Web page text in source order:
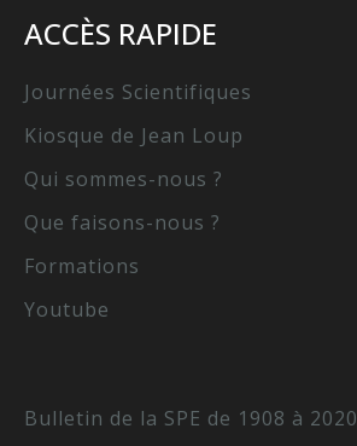
ACCÈS RAPIDE
Journées Scientifiques
Kiosque de Jean Loup
Qui sommes-nous ?
Que faisons-nous ?
Formations
Youtube
Bulletin de la SPE de 1908 à 2020